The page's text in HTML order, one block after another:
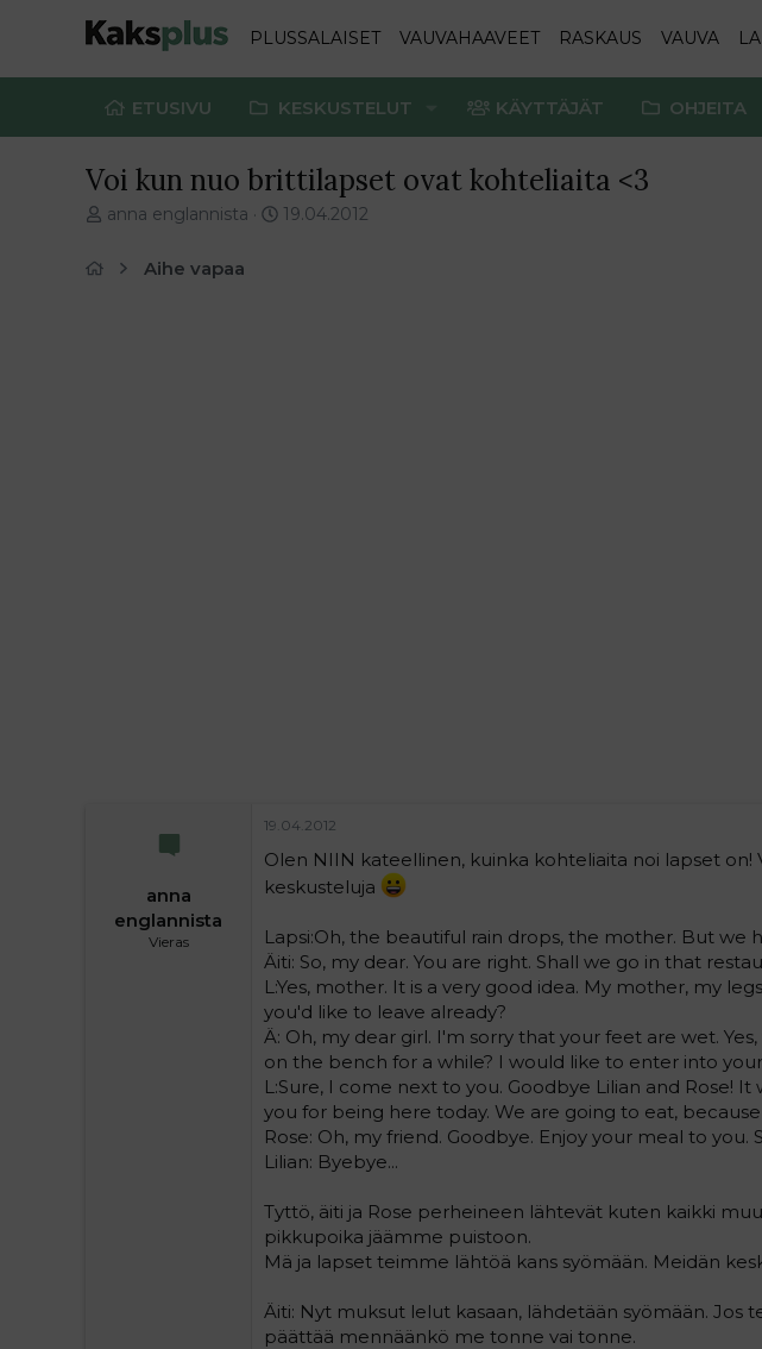
PLUSSALAISET VAUVAHAAVEET RASKAUS VAUVA
ETUSIVU KESKUSTELUT KÄYTTÄJÄT OHJEITA
Voi kun nuo brittilapset ovat kohteliaita <3
V
anna englannista
E
19.04.2012
Aihe vapaa
anna
englannista
Vieras
19.04.2012
Olen NIIN kateellinen, kuinka kohteliaita noi lapset on!
keskusteluja
Lapsi:Oh, the beautiful rain drops, the mother. But we
Äiti: So, my dear. You are right. Shall we go in that
L:Yes, mother. It is a very good idea. My mother, my
you'd like to leave already?
Ä: Oh, my dear girl. I'm sorry that your feet are wet.
on the bench for a while? I would like to enter into
L:Sure, I come next to you. Goodbye Lilian and Rose!
you for being here today. We are going to eat,
Rose: Oh, my friend. Goodbye. Enjoy your meal to you.
Lilian: Byebye...
Tyttö, äiti ja Rose perheineen lähtevät kuten kaikki
pikkupoika jäämme puistoon.
Mä ja lapset teimme lähtöä kans syömään. Meidän
Äiti: Nyt muksut lelut kasaan, lähdetään syömään. Jos
päättää mennäänkö me tonne vai tonne.